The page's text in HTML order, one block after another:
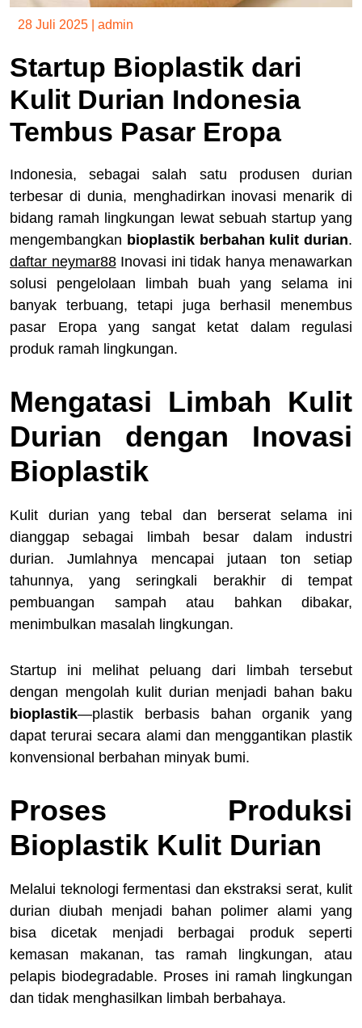
28 Juli 2025 admin
Startup Bioplastik dari
Kulit Durian Indonesia
Tembus Pasar Eropa
Indonesia, sebagai salah satu produsen durian
terbesar di dunia, menghadirkan inovasi menarik di
bidang ramah lingkungan lewat sebuah startup yang
mengembangkan bioplastik berbahan kulit durian.
daftar neymar88Inovasi ini tidak hanya menawarkan
solusi pengelolaan limbah buah yang selama ini
banyak terbuang, tetapi juga berhasil menembus
pasar Eropa yang sangat ketat dalam regulasi
produk ramah lingkungan.
Mengatasi Limbah Kulit
Durian dengan Inovasi
Bioplastik
Kulit durian yang tebal dan berserat selama ini
dianggap sebagai limbah besar dalam industri
durian. Jumlahnya mencapai jutaan ton setiap
tahunnya, yang seringkali berakhir di tempat
pembuangan sampah atau bahkan dibakar,
menimbulkan masalah lingkungan.
Startup ini melihat peluang dari limbah tersebut
dengan mengolah kulit durian menjadi bahan baku
bioplastik—plastik berbasis bahan organik yang
dapat terurai secara alami dan menggantikan plastik
konvensional berbahan minyak bumi.
Proses Produksi
Bioplastik Kulit Durian
Melalui teknologi fermentasi dan ekstraksi serat, kulit
durian diubah menjadi bahan polimer alami yang
bisa dicetak menjadi berbagai produk seperti
kemasan makanan, tas ramah lingkungan, atau
pelapis biodegradable. Proses ini ramah lingkungan
dan tidak menghasilkan limbah berbahaya.